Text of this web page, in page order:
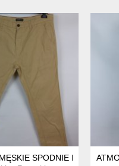
SPODNIE BAWEŁNA /